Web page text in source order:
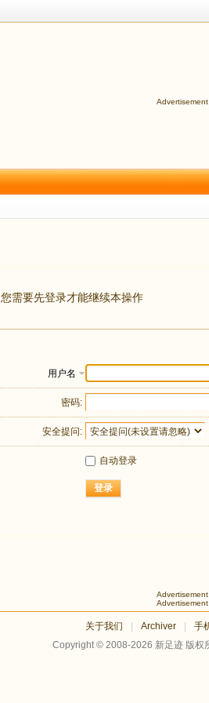
Advertisement
您需要先登录才能继续本操作
用户名
密码:
安全提问:
自动登录
登录
Advertisement
Advertisement
关于我们 Archiver 手
Copyright © 2008-2026 新足迹 版权